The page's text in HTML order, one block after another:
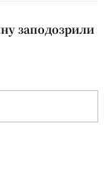
заподозрили